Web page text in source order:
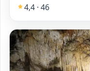
4,4 · 46